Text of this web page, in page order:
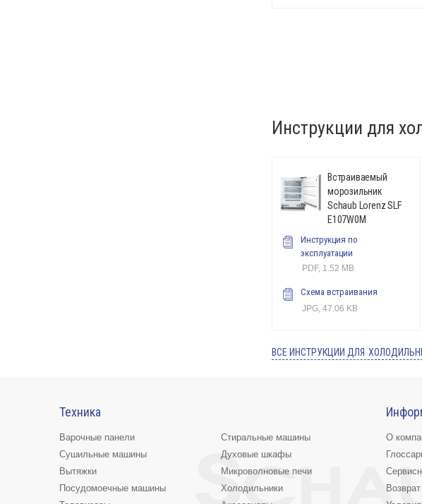
Инструкции для
Встраиваемый
морозильник
Schaub Lorenz SLF
E107W0M
Инструкция по
эксплуатации
PDF, 1.52 MB
Схема встраивания
JPG, 47.06 KB
ВСЕ ИНСТРУКЦИИ ДЛЯ
Техника
Варочные панели
Стиральные машины
Сушильные машины
Духовые шкафы
Вытяжки
Микроволновые печи
Посудомоечные машины
Холодильники
О